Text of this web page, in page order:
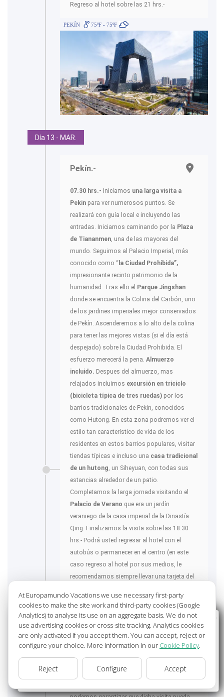
Regreso al hotel sobre las 21 hrs.-
PEKÍN 75ºF - 75ºF
Día 13 - MAR.
Pekín.-
07.30 hrs.- Iniciamos una larga visita a
Pekin para ver numerosos puntos. Se
realizará con guía local e incluyendo las
entradas. Iniciamos caminando por la Plaza
de Tiananmen , una de las mayores del
mundo. Seguimos al Palacio Imperial, más
conocido como “ la Ciudad Prohibida”,
impresionante recinto patrimonio de la
humanidad. Tras ello el Parque Jingshan
donde se encuentra la Colina del Carbón, uno
de los jardines imperiales mejor conservados
de Pekín. Ascenderemos a lo alto de la colina
para tener las mejores vistas (si el día está
despejado) sobre la Ciudad Prohibida. El
esfuerzo merecerá la pena. Almuerzo
incluido. Despues del almuerzo, mas
relajados incluimos excursión en triciclo
(bicicleta típica de tres ruedas) por los
barrios tradicionales de Pekín, conocidos
como Hutong. En esta zona podremos ver el
estilo tan característico de vida de los
residentes en estos barrios populares, visitar
tiendas típicas e incluso una casa tradicional
de un hutong , un Siheyuan, con todas sus
estancias alrededor de un patio.
Completamos la larga jornada visitando el
Palacio de Verano que era un jardín
veraniego de la casa imperial de la Dinastía
Qing. Finalizamos la visita sobre las 18.30
hrs.- Podrá usted regresar al hotel con el
autobús o permanecer en el centro (en este
caso regreso al hotel por sus medios, le
recomendamos siempre llevar una tarjeta del
*Nota:Por motivos de protección del
patrimonio e incremento de la seguridad de
los visitantes, el organismo rector del Palacio
Imperial o Ciudad Prohibida ha reducido el
aforo diario de visitantes durante un periodo
Wellcome to Europamundo Vacations, your in the
international site of:
Bienvenido a Europamundo Vacaciones, está usted en el
sitio internacional de:
USA(en) change/cambiar
At Europamundo Vacations we use necessary first-party
cookies to make the site work and third-party cookies (Google
Analytics) to analyse its use on an aggregate basis. We do not
use advertising cookies or cross-site tracking. Analytics cookies
are only activated if you accept them. You can accept, reject or
configure your choice. More information in our Cookie Policy.
Reject Configure Accept